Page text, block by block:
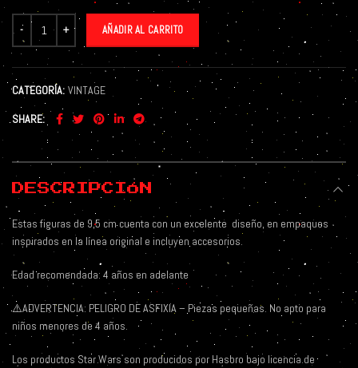
AÑADIR AL CARRITO
CATEGORÍA: VINTAGE
SHARE
DESCRIPCIÓN
Estas figuras de 9,5 cm cuenta con un excelente diseño, en empaques
inspirados en la línea original e incluyen accesorios.
Edad recomendada: 4 años en adelante
⚠️ADVERTENCIA: PELIGRO DE ASFIXIA – Piezas pequeñas. No apto para
niños menores de 4 años.
Los productos Star Wars son producidos por Hasbro bajo licencia de